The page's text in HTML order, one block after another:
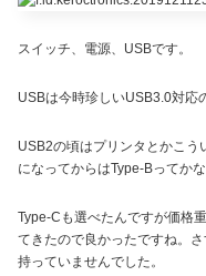
スイッチ、電源、USBです。
USBは今時珍しいUSB3.0対応
USB2の頃はプリンタとかこう
になってからはType-Bってか
Type-Cも選べたんですが価格
てきたので良かったですね。
持っていませんでした。